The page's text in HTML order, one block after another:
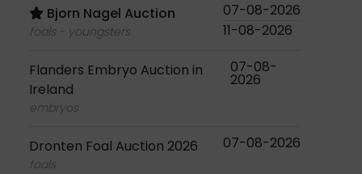
Bjorn Nagel Auction
foals - youngsters
07-08-2026
11-08-2026
Flanders Embryo Auction in
Ireland
embryos
07-08-
2026
Dronten Foal Auction 2026
foals
07-08-2026